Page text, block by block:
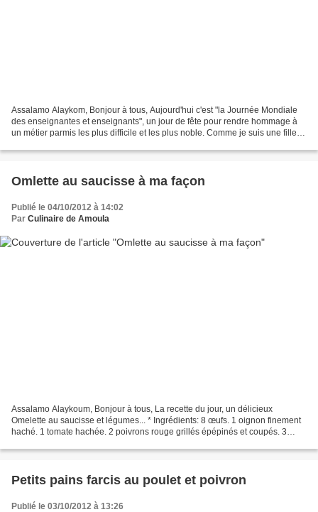
Assalamo Alaykom, Bonjour à tous, Aujourd'hui c'est "la Journée Mondiale
des enseignantes et enseignants", un jour de fête pour rendre hommage à
un métier parmis les plus difficile et les plus noble. Comme je suis une fille
Omlette au saucisse à ma façon
Publié le 04/10/2012 à 14:02
Par Culinaire de Amoula
Assalamo Alaykoum, Bonjour à tous, La recette du jour, un délicieux
Omelette au saucisse et légumes... * Ingrédients: 8 œufs. 1 oignon finement
haché. 1 tomate hachée. 2 poivrons rouge grillés épépinés et coupés. 3
Petits pains farcis au poulet et poivron
Publié le 03/10/2012 à 13:26